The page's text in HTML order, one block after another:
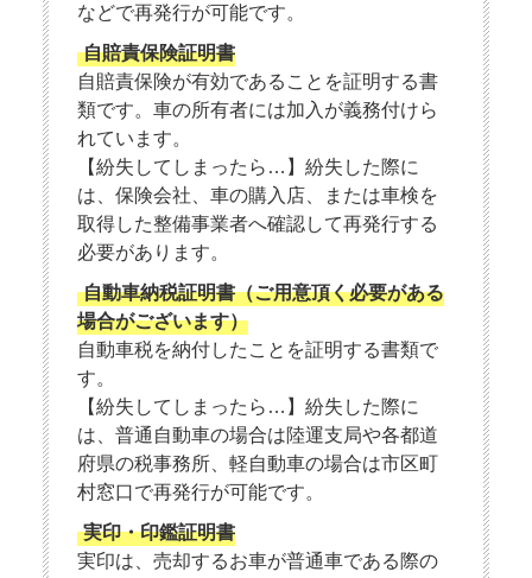
などで再発行が可能です。
自賠責保険証明書
自賠責保険が有効であることを証明する書
類です。車の所有者には加入が義務付けら
れています。
【紛失してしまったら…】紛失した際に
は、保険会社、車の購入店、または車検を
取得した整備事業者へ確認して再発行する
必要があります。
自動車納税証明書（ご用意頂く必要がある
場合がございます）
自動車税を納付したことを証明する書類で
す。
【紛失してしまったら…】紛失した際に
は、普通自動車の場合は陸運支局や各都道
府県の税事務所、軽自動車の場合は市区町
村窓口で再発行が可能です。
実印・印鑑証明書
実印は、売却するお車が普通車である際の